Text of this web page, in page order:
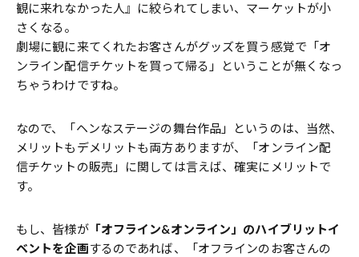
観に来れなかった人』に絞られてしまい、マーケットが小
さくなる。
劇場に観に来てくれたお客さんがグッズを買う感覚で「オ
ンライン配信チケットを買って帰る」ということが無くなっ
ちゃうわけですね。
なので、「ヘンなステージの舞台作品」というのは、当然、
メリットもデメリットも両方ありますが、「オンライン配
信チケットの販売」に関しては言えば、確実にメリットで
す。
もし、皆様が「オフライン&オンライン」のハイブリットイ
ベントを企画するのであれば、「オフラインのお客さんの